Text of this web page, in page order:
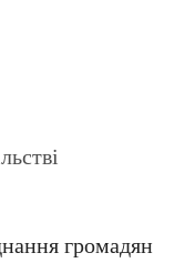
громадян